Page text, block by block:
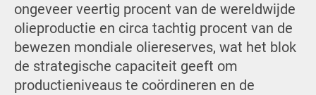
ongeveer veertig procent van de wereldwijde
olieproductie en circa tachtig procent van de
bewezen mondiale oliereserves, wat het blok
de strategische capaciteit geeft om
productieniveaus te coördineren en de